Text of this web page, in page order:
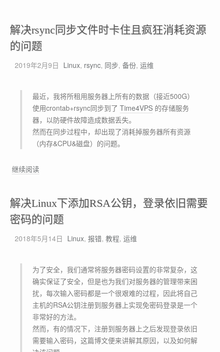
启
也
让
t
a
b
生
效
令
解决rsync同步文件时卡住且疯狂消耗资源
的问题
2019年2月9日 Linux, rsync, 同步, 备份, 运维
最近，我将所租用服务器上所有的数据（接近500G）
使用crontab+rsync同步到了 Time4VPS 的存储服务
器，以防硬件故障造成数据丢失。
然而在同步过程中，却出现了消耗掉服务器所有资源
（内存&CPU&磁盘）的问题。
继续阅读解
s
y
n
c
文
件
时
卡
住
且
疯
解决Linux下添加RSA公钥，登录依旧需要
密码的问题
2018年5月14日 Linux, 报错, 教程, 运维
为了安全，我们通常将服务器密码设置的非常复杂，这
确实保证了安全，但是也为我们对服务器的管理带来困
扰，每次输入密码都是一个很艰难的过程，因此将自己
主机的RSA公钥注册到服务器上实现免密码登录是一个
非常好的方法。
然而，有的情况下，注册到服务器上之后发现登录依旧
需要输入密码，这篇博文便来讲解其原因，以及如何解